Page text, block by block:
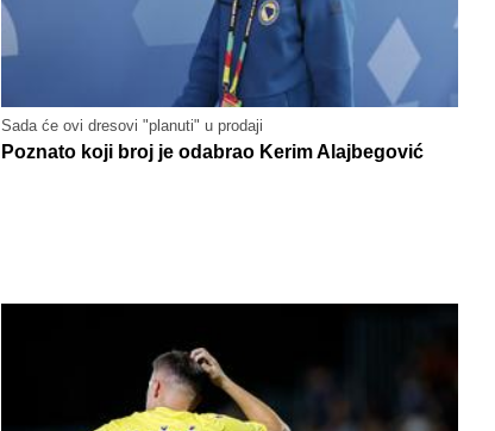
Sada će ovi dresovi "planuti" u prodaji
Poznato koji broj je odabrao Kerim Alajbegović